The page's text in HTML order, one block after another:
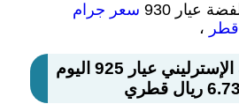
عيار 930
سعر جرام
،
سعر جرام الفضة الإسترليني عيار 925 اليوم